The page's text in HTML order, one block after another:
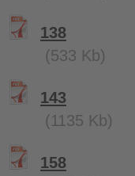
138
(533 Kb)
143
(1135 Kb)
158